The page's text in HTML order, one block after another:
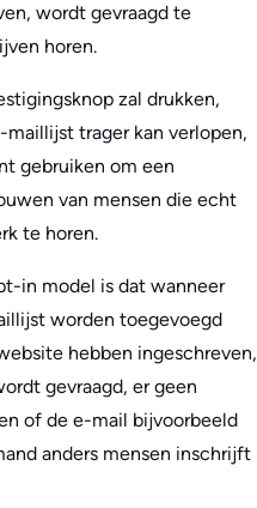
wordt gevraagd te
horen.
zal drukken,
trager kan verlopen,
gebruiken om een
van mensen die echt
te horen.
in model is dat wanneer
worden toegevoegd
hebben ingeschreven,
gevraagd, er geen
of de e-mail bijvoorbeeld
anders mensen inschrijft